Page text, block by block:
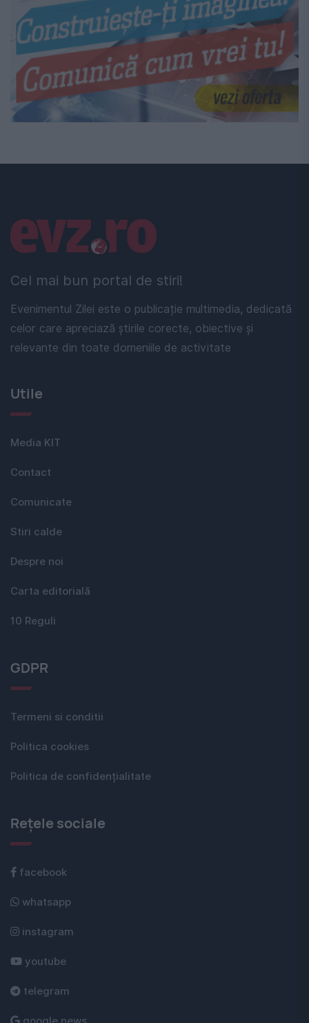
Cel mai bun portal de stiri!
Evenimentul Zilei este o publicație multimedia, dedicată
celor care apreciază știrile corecte, obiective și
relevante din toate domeniile de activitate
Linkuri utile
Utile
Media KIT
Contact
Comunicate
Stiri calde
Despre noi
Carta editorială
10 Reguli
GDPR
Termeni si conditii
Politica cookies
Politica de confidențialitate
Rețele sociale
facebook
whatsapp
instagram
youtube
telegram